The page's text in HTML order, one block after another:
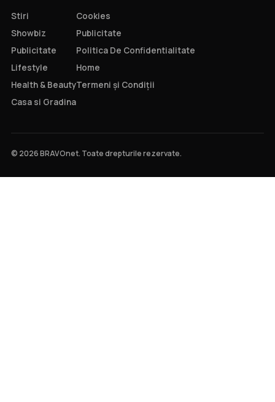
Stiri
Showbiz
Publicitate
Lifestyle
Health & Beauty
Casa si Gradina
Cookies
Publicitate
Politica De Confidentialitate
Home
Termeni și Condiții
© 2026 BRAVOnet. Toate drepturile rezervate.